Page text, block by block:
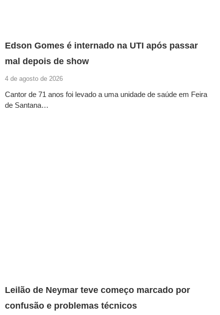
Edson Gomes é internado na UTI após passar
mal depois de show
4 de agosto de 2026
Cantor de 71 anos foi levado a uma unidade de saúde em Feira
de Santana…
Leilão de Neymar teve começo marcado por
confusão e problemas técnicos